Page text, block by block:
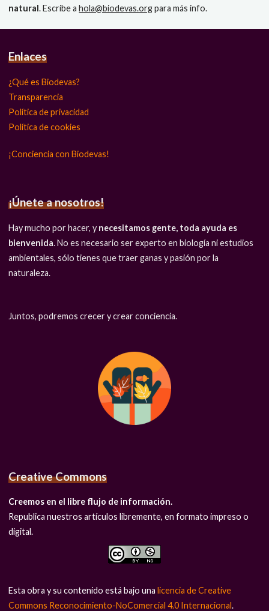
natural. Escribe ahola@biodevas.orgpara más info.
Enlaces
¿Qué es Biodevas?
Transparencia
Política de privacidad
Política de cookies
¡Conciencia con Biodevas!
¡Únete a nosotros!
Hay mucho por hacer, y necesitamos gente, toda ayuda es
bienvenida. No es necesario ser experto en biología ni estudios
ambientales, sólo tienes que traer ganas y pasión por la
naturaleza.
Juntos, podremos crecer y crear conciencia.
Creative Commons
Creemos en el libre flujo de información.
Republica nuestros artículos libremente, en formato impreso o
digital.
Esta obra y su contenido está bajo unalicencia de Creative
Commons Reconocimiento-NoComercial 4.0 Internacional.